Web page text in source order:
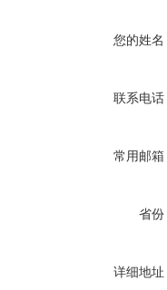
您的姓名
联系电话
常用邮箱
省份
详细地址